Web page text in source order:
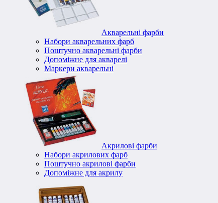
Акварельні фарби
Набори акварельних фарб
Поштучно акварельні фарби
Допоміжне для акварелі
Маркери акварельні
Акрилові фарби
Набори акрилових фарб
Поштучно акрилові фарби
Допоміжне для акрилу